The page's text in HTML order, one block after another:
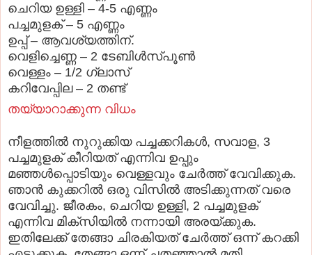
ചെറിയ ഉള്ളി – 4-5 എണ്ണം
പച്ചമുളക് – 5 എണ്ണം
ഉപ്പ് – ആവശ്യത്തിന്.
വെളിച്ചെണ്ണ – 2 ടേബിള്‍സ്പൂണ്‍
വെള്ളം – 1/2 ഗ്ലാസ്‌
കറിവേപ്പില – 2 തണ്ട്
തയ്യാറാക്കുന്ന വിധം
നീളത്തില്‍ നുറുക്കിയ പച്ചക്കറികള്‍, സവാള, 3
പച്ചമുളക് കീറിയത് എന്നിവ ഉപ്പും
മഞ്ഞള്‍പ്പൊടിയും വെള്ളവും ചേര്‍ത്ത് വേവിക്കുക.
ഞാന്‍ കുക്കറില്‍ ഒരു വിസില്‍ അടിക്കുന്നത് വരെ
വേവിച്ചു. ജീരകം, ചെറിയ ഉള്ളി, 2 പച്ചമുളക്
എന്നിവ മിക്സിയില്‍ നന്നായി അരയ്ക്കുക.
ഇതിലേക്ക് തേങ്ങാ ചിരകിയത് ചേര്‍ത്ത് ഒന്ന് കറക്കി